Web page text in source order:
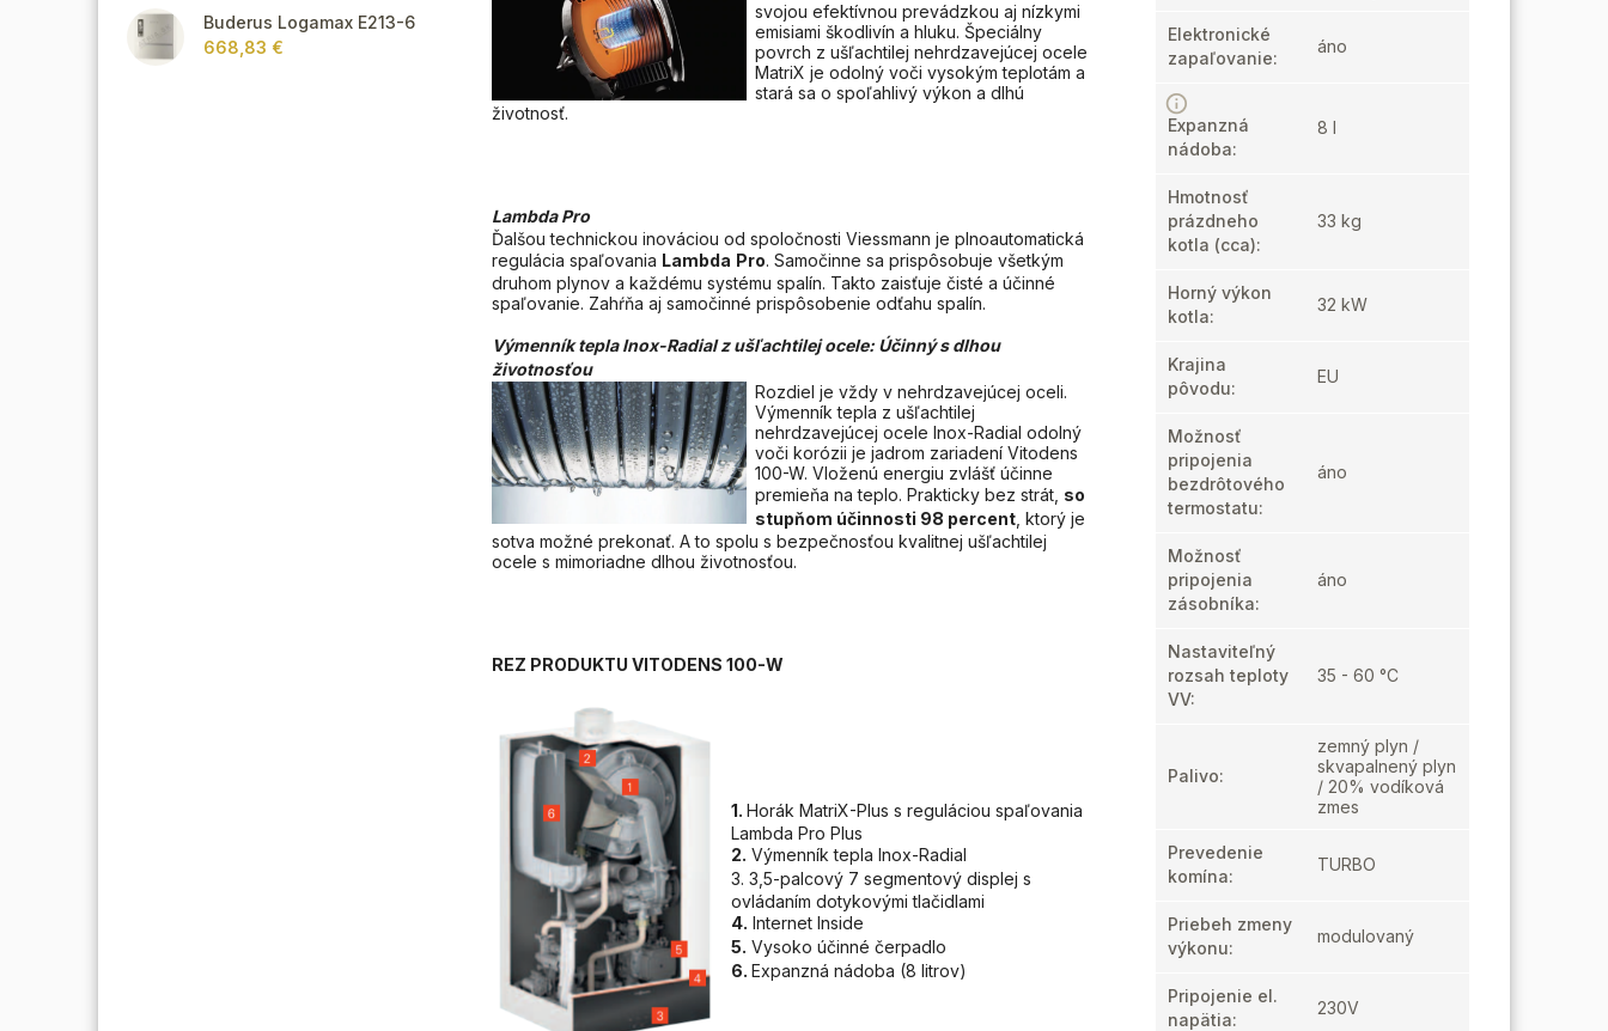
Buderus Logamax E213-6
668,83 €
svojou efektívnou prevádzkou aj nízkymi
emisiami škodlivín a hluku. Špeciálny
povrch z ušľachtilej nehrdzavejúcej ocele
MatriX je odolný voči vysokým teplotám a
stará sa o spoľahlivý výkon a dlhú
životnosť.
Lambda Pro
Ďalšou technickou inováciou od spoločnosti Viessmann je plnoautomatická
regulácia spaľovania Lambda Pro. Samočinne sa prispôsobuje všetkým
druhom plynov a každému systému spalín. Takto zaisťuje čisté a účinné
spaľovanie. Zahŕňa aj samočinné prispôsobenie odťahu spalín.
Výmenník tepla Inox-Radial z ušľachtilej ocele: Účinný s dlhou
životnosťou
Rozdiel je vždy v nehrdzavejúcej oceli.
Výmenník tepla z ušľachtilej
nehrdzavejúcej ocele Inox-Radial odolný
voči korózii je jadrom zariadení Vitodens
100-W. Vloženú energiu zvlášť účinne
premieňa na teplo. Prakticky bez strát, so
stupňom účinnosti 98 percent , ktorý je
sotva možné prekonať. A to spolu s bezpečnosťou kvalitnej ušľachtilej
ocele s mimoriadne dlhou životnosťou.
REZ PRODUKTU VITODENS 100-W
1. Horák MatriX-Plus s reguláciou spaľovania
Lambda Pro Plus
2. Výmenník tepla Inox-Radial
3. 3,5-palcový 7 segmentový displej s
ovládaním dotykovými tlačidlami
4. Internet Inside
5. Vysoko účinné čerpadlo
6. Expanzná nádoba (8 litrov)
Elektronické
zapaľovanie:
áno
Expanzná
nádoba:
8 l
Hmotnosť
prázdneho
kotla (cca):
33 kg
Horný výkon
kotla:
32 kW
Krajina
pôvodu:
EU
Možnosť
pripojenia
bezdrôtového
termostatu:
áno
Možnosť
pripojenia
zásobníka:
áno
Nastaviteľný
rozsah teploty
VV:
35 - 60 °C
Palivo:
zemný plyn /
skvapalnený plyn
/ 20% vodíková
zmes
Prevedenie
komína:
TURBO
Priebeh zmeny
výkonu:
modulovaný
Pripojenie el.
napätia:
230V